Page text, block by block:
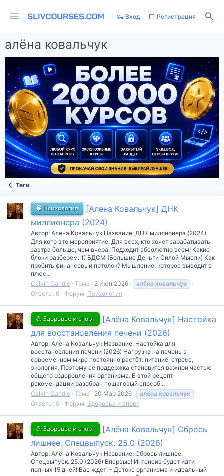
Вход Регистрация
алёна ковальчук
Теги
🧠 Психология
[Алена Ковальчук] ДНК
миллионера (2024)
Автор: Алена Ковальчук Название: ДНК миллионера (2024)
Для кого это мероприятие: Для всех, кто хочет зарабатывать
завтра больше, чем вчера. Подходит абсолютно всем! Какие
блоки разберем: 1) БДСМ (Большие Деньги Силой Мысли) Как
пробить финансовый потолок? Мышление, которое выводит в
плюс...
Calvin Candie Тема 2 Июн 2026 алёна ковальчук
Ответы: 0
Форум: Психология
💪 Здоровье и спорт
[Алёна Ковальчук] Настойка
для восстановления печени (2026)
Автор: Алёна Ковальчук Название: Настойка для
восстановления печени (2026) Нагрузка на печень в
современном мире постоянно растёт: питание, стресс,
экология. Поэтому её поддержка становится важной частью
общего оздоровления организма. В этой рецепт-
рекомендации разобран пошаговый способ...
Calvin Candie Тема 20 Мар 2026 алёна ковальчук
Ответы: 0
Форум: Здоровье и спорт
💪 Здоровье и спорт
[Алёна Ковальчук] Сбрось
лишнее. Спецвыпуск. 25.0 (2026)
Автор: Алёна Ковальчук Название: Сбрось лишнее.
Спецвыпуск. 25.0 (2026) Впервые! Интенсив будет идти
полных 15 дней! Вас ждет: - Детокс организма и идеальный